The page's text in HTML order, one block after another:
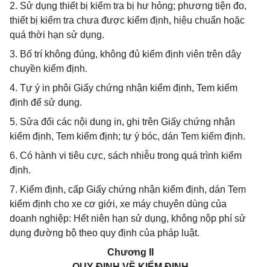
2. Sử dụng thiết bị kiểm tra bị hư hỏng; phương tiện đo,
thiết bị kiểm tra chưa được kiểm định, hiệu chuẩn hoặc
quá thời hạn sử dụng.
3. Bố trí không đúng, không đủ kiểm định viên trên dây
chuyền kiểm định.
4. Tự ý in phôi Giấy chứng nhận kiểm định, Tem kiểm
định để sử dụng.
5. Sửa đổi các nội dung in, ghi trên Giấy chứng nhận
kiểm định, Tem kiểm định; tự ý bóc, dán Tem kiểm định.
6. Có hành vi tiêu cực, sách nhiễu trong quá trình kiểm
định.
7. Kiểm định, cấp Giấy chứng nhận kiểm định, dán Tem
kiểm định cho xe cơ giới, xe máy chuyên dùng của
doanh nghiệp: Hết niên hạn sử dụng, không nộp phí sử
dụng đường bộ theo quy định của pháp luật.
Chương II